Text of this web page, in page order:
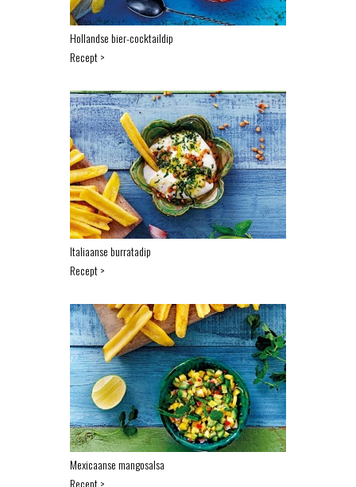
Hollandse bier-cocktaildip
Recept >
Italiaanse burratadip
Recept >
Mexicaanse mangosalsa